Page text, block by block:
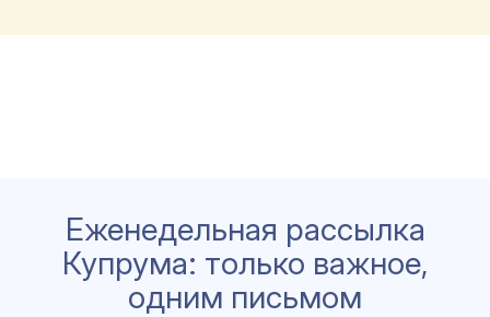
Еженедельная рассылка
Купрума: только важное,
одним письмом